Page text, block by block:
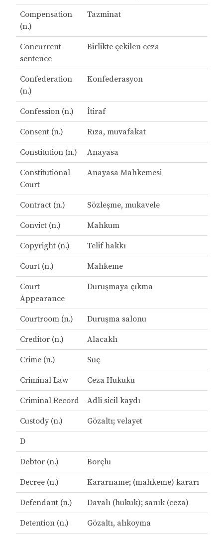
Compensation
(n.)
Tazminat
Concurrent
sentence
Birlikte çekilen ceza
Confederation
(n.)
Konfederasyon
Confession (n.) İtiraf
Consent (n.) Rıza, muvafakat
Constitution (n.) Anayasa
Constitutional
Court
Anayasa Mahkemesi
Contract (n.) Sözleşme, mukavele
Convict (n.) Mahkum
Copyright (n.) Telif hakkı
Court (n.) Mahkeme
Court
Appearance
Duruşmaya çıkma
Courtroom (n.) Duruşma salonu
Creditor (n.) Alacaklı
Crime (n.) Suç
Criminal Law Ceza Hukuku
Criminal Record Adli sicil kaydı
Custody (n.) Gözaltı; velayet
D
Debtor (n.) Borçlu
Decree (n.) Kararname; (mahkeme) kararı
Defendant (n.) Davalı (hukuk); sanık (ceza)
Detention (n.) Gözaltı, alıkoyma